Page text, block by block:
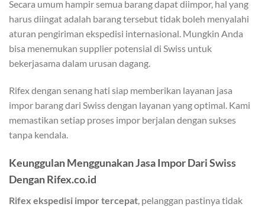
Secara umum hampir semua barang dapat diimpor, hal yang
harus diingat adalah barang tersebut tidak boleh menyalahi
aturan pengiriman ekspedisi internasional. Mungkin Anda
bisa menemukan supplier potensial di Swiss untuk
bekerjasama dalam urusan dagang.
Rifex dengan senang hati siap memberikan layanan jasa
impor barang dari Swiss dengan layanan yang optimal. Kami
memastikan setiap proses impor berjalan dengan sukses
tanpa kendala.
Keunggulan Menggunakan Jasa Impor Dari Swiss
Dengan Rifex.co.id
Rifex ekspedisi impor tercepat, pelanggan pastinya tidak